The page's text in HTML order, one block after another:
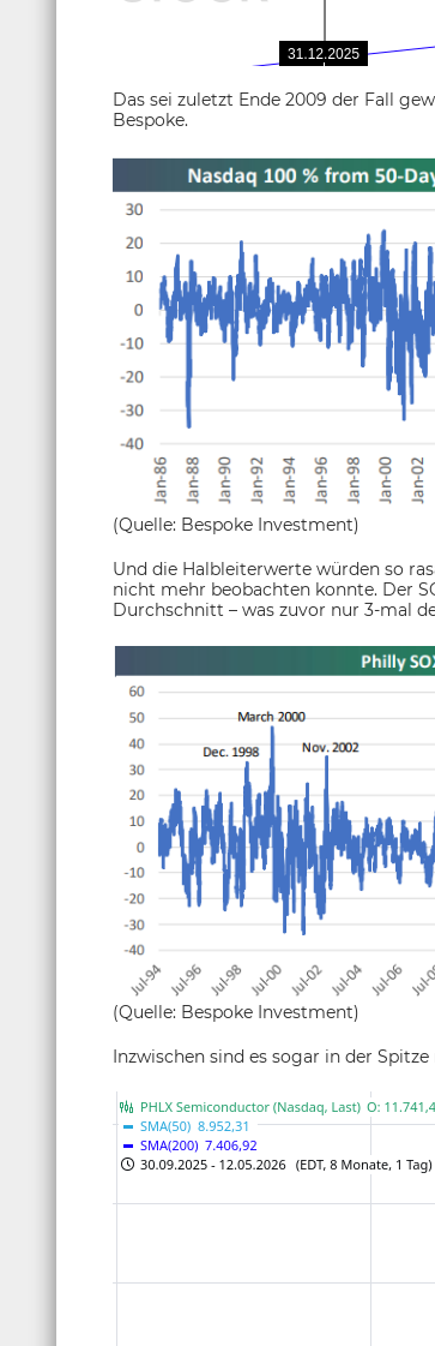
Das sei zuletzt Ende 2009 der Fall
Bespoke.
(Quelle: Bespoke Investment)
Und die Halbleiterwerte würden so
nicht mehr beobachten konnte. Der
Durchschnitt – was zuvor nur 3-mal
(Quelle: Bespoke Investment)
Inzwischen sind es sogar in der